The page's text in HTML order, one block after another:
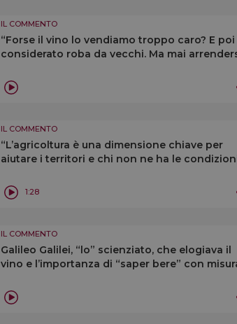
IL COMMENTO
“Forse il vino lo vendiamo troppo caro? E poi
considerato roba da vecchi. Ma mai
IL COMMENTO
“L’agricoltura è una dimensione chiave per
aiutare i territori e chi non ne ha le
1:28
IL COMMENTO
Galileo Galilei, “lo” scienziato, che elogiava il
vino e l’importanza di “saper bere” con